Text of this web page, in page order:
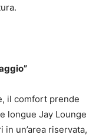
il comfort prende
longue Jay Lounge
un’area riservata,